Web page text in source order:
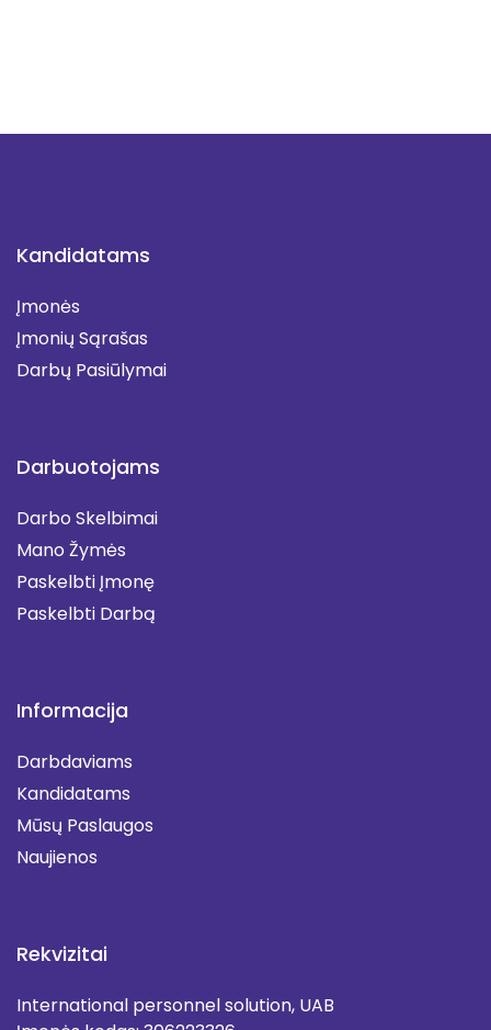
Kandidatams
Įmonės
Įmonių Sąrašas
Darbų Pasiūlymai
Darbuotojams
Darbo Skelbimai
Mano Žymės
Paskelbti Įmonę
Paskelbti Darbą
Informacija
Darbdaviams
Kandidatams
Mūsų Paslaugos
Naujienos
Rekvizitai
International personnel solution, UAB